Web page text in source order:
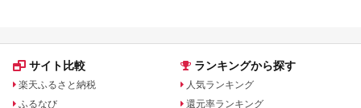
サイト比較
楽天ふるさと納税
ふるなび
ランキングから探す
人気ランキング
還元率ランキング